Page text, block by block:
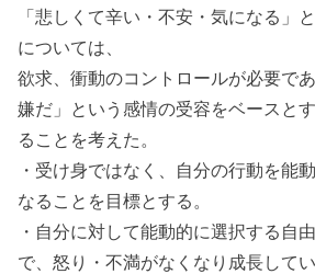
「悲しくて辛い・不安・気になる」
については、
欲求、衝動のコントロールが必要で
嫌だ」という感情の受容をベースと
ることを考えた。
・受け身ではなく、自分の行動を能
なることを目標とする。
・自分に対して能動的に選択する自
で、怒り・不満がなくなり成長してい